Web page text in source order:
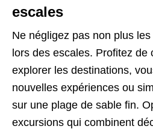
escales
Ne négligez pas non plus
lors des escales. Profitez de
explorer les destinations,
nouvelles expériences ou
sur une plage de sable fin.
excursions qui combinent